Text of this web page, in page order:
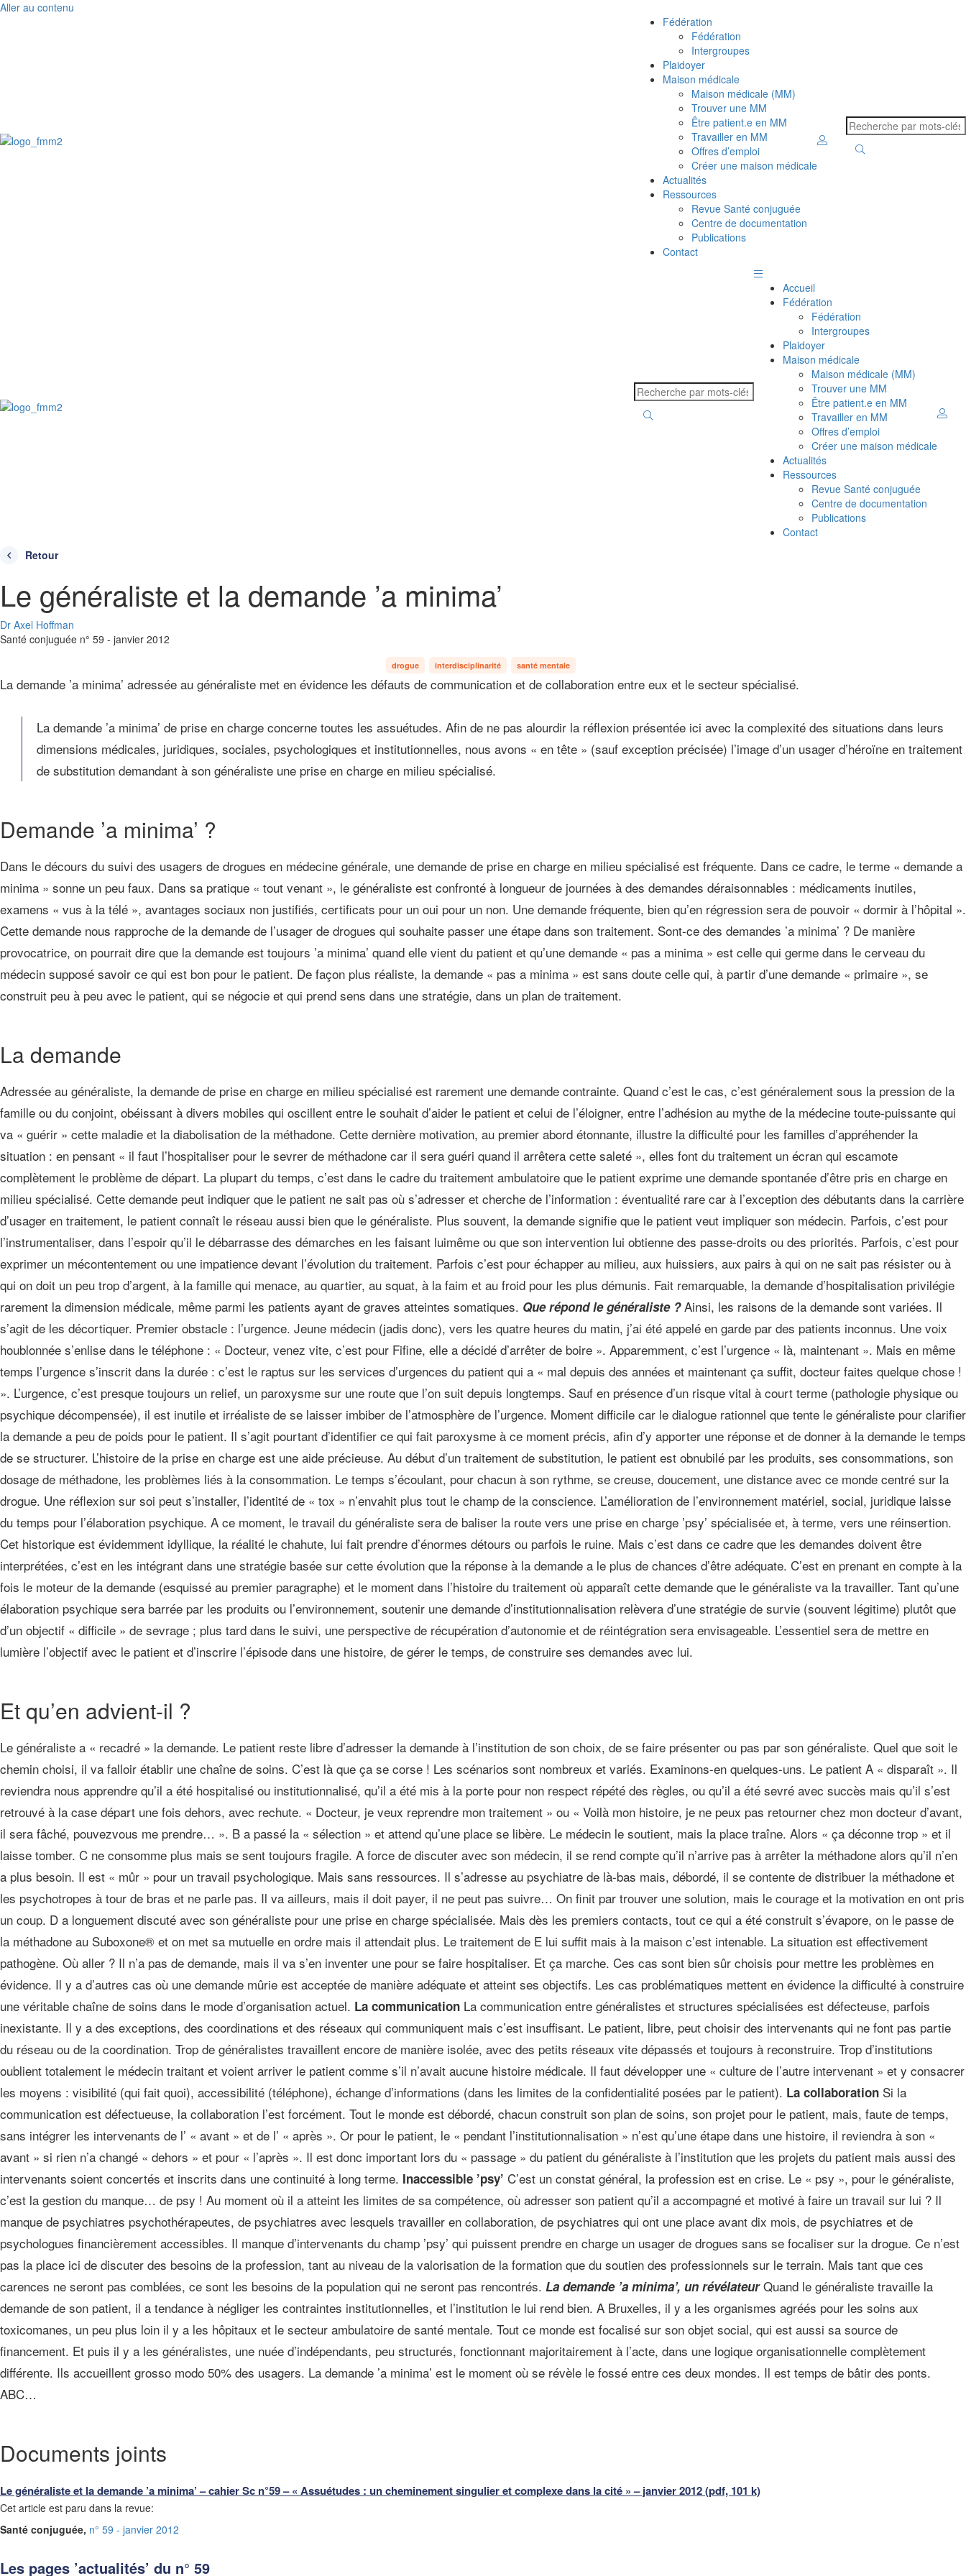
Aller au contenu
Fédération
Fédération
Intergroupes
Plaidoyer
Maison médicale
Maison médicale (MM)
Trouver une MM
Être patient.e en MM
Travailler en MM
Offres d’emploi
Créer une maison médicale
Actualités
Ressources
Revue Santé conjuguée
Centre de documentation
Publications
Contact
Accueil
Fédération
Fédération
Intergroupes
Plaidoyer
Maison médicale
Maison médicale (MM)
Trouver une MM
Être patient.e en MM
Travailler en MM
Offres d’emploi
Créer une maison médicale
Actualités
Ressources
Revue Santé conjuguée
Centre de documentation
Publications
Contact
Retour
Le généraliste et la demande ’a minima’
Dr Axel Hoffman
Santé conjuguée n° 59 - janvier 2012
drogue interdisciplinarité santé mentale
La demande ’a minima’ adressée au généraliste met en évidence les défauts de communication et de collaboration entre eux et le secteur spécialisé.
La demande ’a minima’ de prise en charge concerne toutes les assuétudes. Afin de ne pas alourdir la réflexion présentée ici avec la complexité des situations dans leurs
dimensions médicales, juridiques, sociales, psychologiques et institutionnelles, nous avons « en tête » (sauf exception précisée) l’image d’un usager d’héroïne en traitement
de substitution demandant à son généraliste une prise en charge en milieu spécialisé.
Demande ’a minima’ ?
Dans le décours du suivi des usagers de drogues en médecine générale, une demande de prise en charge en milieu spécialisé est fréquente. Dans ce cadre, le terme « demande a
minima » sonne un peu faux. Dans sa pratique « tout venant », le généraliste est confronté à longueur de journées à des demandes déraisonnables : médicaments inutiles,
examens « vus à la télé », avantages sociaux non justifiés, certificats pour un oui pour un non. Une demande fréquente, bien qu’en régression sera de pouvoir « dormir à l’hôpital ».
Cette demande nous rapproche de la demande de l’usager de drogues qui souhaite passer une étape dans son traitement. Sont-ce des demandes ’a minima’ ? De manière
provocatrice, on pourrait dire que la demande est toujours ’a minima’ quand elle vient du patient et qu’une demande « pas a minima » est celle qui germe dans le cerveau du
médecin supposé savoir ce qui est bon pour le patient. De façon plus réaliste, la demande « pas a minima » est sans doute celle qui, à partir d’une demande « primaire », se
construit peu à peu avec le patient, qui se négocie et qui prend sens dans une stratégie, dans un plan de traitement.
La demande
Adressée au généraliste, la demande de prise en charge en milieu spécialisé est rarement une demande contrainte. Quand c’est le cas, c’est généralement sous la pression de la
famille ou du conjoint, obéissant à divers mobiles qui oscillent entre le souhait d’aider le patient et celui de l’éloigner, entre l’adhésion au mythe de la médecine toute-puissante qui
va « guérir » cette maladie et la diabolisation de la méthadone. Cette dernière motivation, au premier abord étonnante, illustre la difficulté pour les familles d’appréhender la
situation : en pensant « il faut l’hospitaliser pour le sevrer de méthadone car il sera guéri quand il arrêtera cette saleté », elles font du traitement un écran qui escamote
complètement le problème de départ. La plupart du temps, c’est dans le cadre du traitement ambulatoire que le patient exprime une demande spontanée d’être pris en charge en
milieu spécialisé. Cette demande peut indiquer que le patient ne sait pas où s’adresser et cherche de l’information : éventualité rare car à l’exception des débutants dans la carrière
d’usager en traitement, le patient connaît le réseau aussi bien que le généraliste. Plus souvent, la demande signifie que le patient veut impliquer son médecin. Parfois, c’est pour
l’instrumentaliser, dans l’espoir qu’il le débarrasse des démarches en les faisant luimême ou que son intervention lui obtienne des passe-droits ou des priorités. Parfois, c’est pour
exprimer un mécontentement ou une impatience devant l’évolution du traitement. Parfois c’est pour échapper au milieu, aux huissiers, aux pairs à qui on ne sait pas résister ou à
qui on doit un peu trop d’argent, à la famille qui menace, au quartier, au squat, à la faim et au froid pour les plus démunis. Fait remarquable, la demande d’hospitalisation privilégie
rarement la dimension médicale, même parmi les patients ayant de graves atteintes somatiques. Que répond le généraliste ?Ainsi, les raisons de la demande sont variées. Il
s’agit de les décortiquer. Premier obstacle : l’urgence. Jeune médecin (jadis donc), vers les quatre heures du matin, j’ai été appelé en garde par des patients inconnus. Une voix
houblonnée s’enlise dans le téléphone : « Docteur, venez vite, c’est pour Fifine, elle a décidé d’arrêter de boire ». Apparemment, c’est l’urgence « là, maintenant ». Mais en même
temps l’urgence s’inscrit dans la durée : c’est le raptus sur les services d’urgences du patient qui a « mal depuis des années et maintenant ça suffit, docteur faites quelque chose !
». L’urgence, c’est presque toujours un relief, un paroxysme sur une route que l’on suit depuis longtemps. Sauf en présence d’un risque vital à court terme (pathologie physique ou
psychique décompensée), il est inutile et irréaliste de se laisser imbiber de l’atmosphère de l’urgence. Moment difficile car le dialogue rationnel que tente le généraliste pour clarifier
la demande a peu de poids pour le patient. Il s’agit pourtant d’identifier ce qui fait paroxysme à ce moment précis, afin d’y apporter une réponse et de donner à la demande le temps
de se structurer. L’histoire de la prise en charge est une aide précieuse. Au début d’un traitement de substitution, le patient est obnubilé par les produits, ses consommations, son
dosage de méthadone, les problèmes liés à la consommation. Le temps s’écoulant, pour chacun à son rythme, se creuse, doucement, une distance avec ce monde centré sur la
drogue. Une réflexion sur soi peut s’installer, l’identité de « tox » n’envahit plus tout le champ de la conscience. L’amélioration de l’environnement matériel, social, juridique laisse
du temps pour l’élaboration psychique. A ce moment, le travail du généraliste sera de baliser la route vers une prise en charge ’psy’ spécialisée et, à terme, vers une réinsertion.
Cet historique est évidemment idyllique, la réalité le chahute, lui fait prendre d’énormes détours ou parfois le ruine. Mais c’est dans ce cadre que les demandes doivent être
interprétées, c’est en les intégrant dans une stratégie basée sur cette évolution que la réponse à la demande a le plus de chances d’être adéquate. C’est en prenant en compte à la
fois le moteur de la demande (esquissé au premier paragraphe) et le moment dans l’histoire du traitement où apparaît cette demande que le généraliste va la travailler. Tant qu’une
élaboration psychique sera barrée par les produits ou l’environnement, soutenir une demande d’institutionnalisation relèvera d’une stratégie de survie (souvent légitime) plutôt que
d’un objectif « difficile » de sevrage ; plus tard dans le suivi, une perspective de récupération d’autonomie et de réintégration sera envisageable. L’essentiel sera de mettre en
lumière l’objectif avec le patient et d’inscrire l’épisode dans une histoire, de gérer le temps, de construire ses demandes avec lui.
Et qu’en advient-il ?
Le généraliste a « recadré » la demande. Le patient reste libre d’adresser la demande à l’institution de son choix, de se faire présenter ou pas par son généraliste. Quel que soit le
chemin choisi, il va falloir établir une chaîne de soins. C’est là que ça se corse ! Les scénarios sont nombreux et variés. Examinons-en quelques-uns. Le patient A « disparaît ». Il
reviendra nous apprendre qu’il a été hospitalisé ou institutionnalisé, qu’il a été mis à la porte pour non respect répété des règles, ou qu’il a été sevré avec succès mais qu’il s’est
retrouvé à la case départ une fois dehors, avec rechute. « Docteur, je veux reprendre mon traitement » ou « Voilà mon histoire, je ne peux pas retourner chez mon docteur d’avant,
il sera fâché, pouvezvous me prendre… ». B a passé la « sélection » et attend qu’une place se libère. Le médecin le soutient, mais la place traîne. Alors « ça déconne trop » et il
laisse tomber. C ne consomme plus mais se sent toujours fragile. A force de discuter avec son médecin, il se rend compte qu’il n’arrive pas à arrêter la méthadone alors qu’il n’en
a plus besoin. Il est « mûr » pour un travail psychologique. Mais sans ressources. Il s’adresse au psychiatre de là-bas mais, débordé, il se contente de distribuer la méthadone et
les psychotropes à tour de bras et ne parle pas. Il va ailleurs, mais il doit payer, il ne peut pas suivre… On finit par trouver une solution, mais le courage et la motivation en ont pris
un coup. D a longuement discuté avec son généraliste pour une prise en charge spécialisée. Mais dès les premiers contacts, tout ce qui a été construit s’évapore, on le passe de
la méthadone au Suboxone® et on met sa mutuelle en ordre mais il attendait plus. Le traitement de E lui suffit mais à la maison c’est intenable. La situation est effectivement
pathogène. Où aller ? Il n’a pas de demande, mais il va s’en inventer une pour se faire hospitaliser. Et ça marche. Ces cas sont bien sûr choisis pour mettre les problèmes en
évidence. Il y a d’autres cas où une demande mûrie est acceptée de manière adéquate et atteint ses objectifs. Les cas problématiques mettent en évidence la difficulté à construire
une véritable chaîne de soins dans le mode d’organisation actuel. La communication La communication entre généralistes et structures spécialisées est défecteuse, parfois
inexistante. Il y a des exceptions, des coordinations et des réseaux qui communiquent mais c’est insuffisant. Le patient, libre, peut choisir des intervenants qui ne font pas partie
du réseau ou de la coordination. Trop de généralistes travaillent encore de manière isolée, avec des petits réseaux vite dépassés et toujours à reconstruire. Trop d’institutions
oublient totalement le médecin traitant et voient arriver le patient comme s’il n’avait aucune histoire médicale. Il faut développer une « culture de l’autre intervenant » et y consacrer
les moyens : visibilité (qui fait quoi), accessibilité (téléphone), échange d’informations (dans les limites de la confidentialité posées par le patient). La collaboration Si la
communication est défectueuse, la collaboration l’est forcément. Tout le monde est débordé, chacun construit son plan de soins, son projet pour le patient, mais, faute de temps,
sans intégrer les intervenants de l’ « avant » et de l’ « après ». Or pour le patient, le « pendant l’institutionnalisation » n’est qu’une étape dans une histoire, il reviendra à son «
avant » si rien n’a changé « dehors » et pour « l’après ». Il est donc important lors du « passage » du patient du généraliste à l’institution que les projets du patient mais aussi des
intervenants soient concertés et inscrits dans une continuité à long terme. Inaccessible ’psy’ C’est un constat général, la profession est en crise. Le « psy », pour le généraliste,
c’est la gestion du manque… de psy ! Au moment où il a atteint les limites de sa compétence, où adresser son patient qu’il a accompagné et motivé à faire un travail sur lui ? Il
manque de psychiatres psychothérapeutes, de psychiatres avec lesquels travailler en collaboration, de psychiatres qui ont une place avant dix mois, de psychiatres et de
psychologues financièrement accessibles. Il manque d’intervenants du champ ’psy’ qui puissent prendre en charge un usager de drogues sans se focaliser sur la drogue. Ce n’est
pas la place ici de discuter des besoins de la profession, tant au niveau de la valorisation de la formation que du soutien des professionnels sur le terrain. Mais tant que ces
carences ne seront pas comblées, ce sont les besoins de la population qui ne seront pas rencontrés. La demande ’a minima’, un révélateurQuand le généraliste travaille la
demande de son patient, il a tendance à négliger les contraintes institutionnelles, et l’institution le lui rend bien. A Bruxelles, il y a les organismes agréés pour les soins aux
toxicomanes, un peu plus loin il y a les hôpitaux et le secteur ambulatoire de santé mentale. Tout ce monde est focalisé sur son objet social, qui est aussi sa source de
financement. Et puis il y a les généralistes, une nuée d’indépendants, peu structurés, fonctionnant majoritairement à l’acte, dans une logique organisationnelle complètement
différente. Ils accueillent grosso modo 50% des usagers. La demande ’a minima’ est le moment où se révèle le fossé entre ces deux mondes. Il est temps de bâtir des ponts.
ABC…
Documents joints
Le généraliste et la demande ’a minima’ – cahier Sc n°59 – « Assuétudes : un cheminement singulier et complexe dans la cité » – janvier 2012 (pdf, 101 k)
Cet article est paru dans la revue:
Santé conjuguée, n° 59 - janvier 2012
Les pages ’actualités’ du n° 59